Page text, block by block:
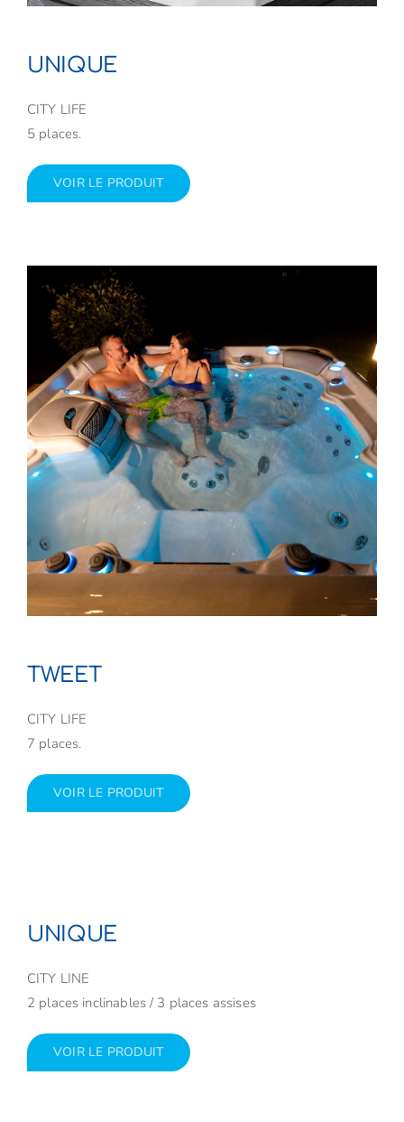
UNIQUE
CITY LIFE
5 places.
VOIR LE PRODUIT
TWEET
CITY LIFE
7 places.
VOIR LE PRODUIT
UNIQUE
CITY LINE
2 places inclinables / 3 places assises
VOIR LE PRODUIT